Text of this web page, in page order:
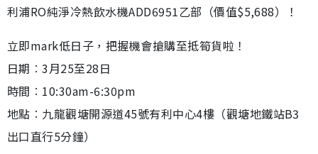
利浦RO純淨冷熱飲水機ADD6951乙部（價值$5,688）！
立即mark低日子，把握機會搶購至抵筍貨啦！
日期︰3月25至28日
時間︰10:30am-6:30pm
地點︰九龍觀塘開源道45號有利中心4樓（觀塘地鐵站B3
出口直行5分鐘）